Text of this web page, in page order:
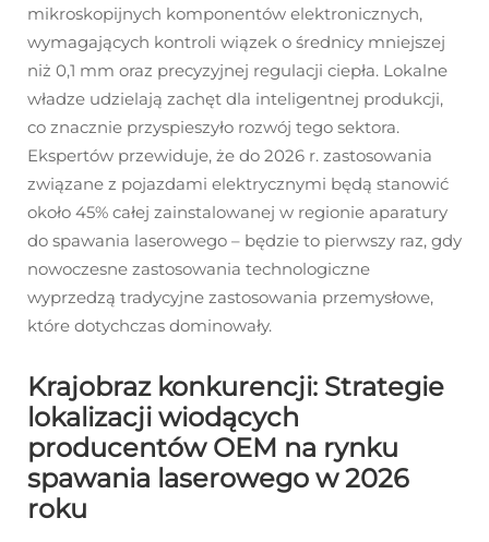
mikroskopijnych komponentów elektronicznych,
wymagających kontroli wiązek o średnicy mniejszej
niż 0,1 mm oraz precyzyjnej regulacji ciepła. Lokalne
władze udzielają zachęt dla inteligentnej produkcji,
co znacznie przyspieszyło rozwój tego sektora.
Ekspertów przewiduje, że do 2026 r. zastosowania
związane z pojazdami elektrycznymi będą stanowić
około 45% całej zainstalowanej w regionie aparatury
do spawania laserowego – będzie to pierwszy raz, gdy
nowoczesne zastosowania technologiczne
wyprzedzą tradycyjne zastosowania przemysłowe,
które dotychczas dominowały.
Krajobraz konkurencji: Strategie
lokalizacji wiodących
producentów OEM na rynku
spawania laserowego w 2026
roku